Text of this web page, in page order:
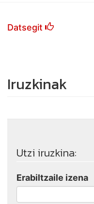
Datsegit
Iruzkinak
Utzi iruzkina:
Erabiltzaile izena